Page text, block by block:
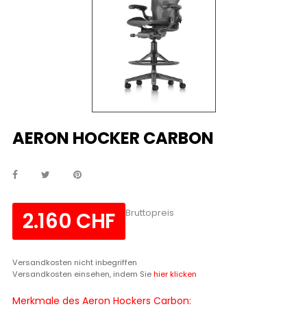
AERON HOCKER CARBON
2.160 CHF Bruttopreis
Versandkosten nicht inbegriffen
Versandkosten einsehen, indem Siehier klicken
Merkmale des Aeron Hockers Carbon: